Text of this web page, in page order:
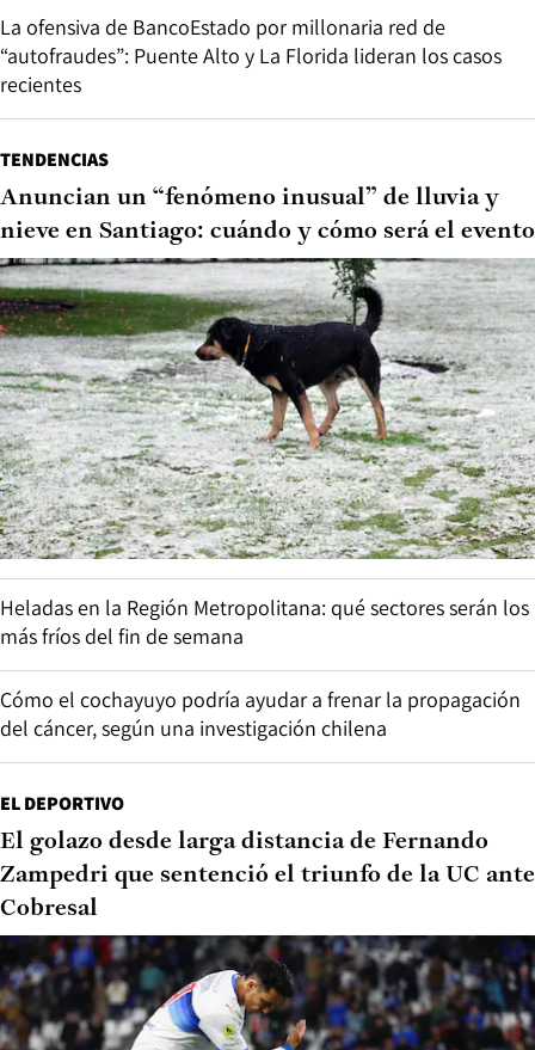
La ofensiva de BancoEstado por millonaria red de
“autofraudes”: Puente Alto y La Florida lideran los casos
recientes
TENDENCIAS
Anuncian un “fenómeno inusual” de lluvia y
nieve en Santiago: cuándo y cómo será el evento
Heladas en la Región Metropolitana: qué sectores serán los
más fríos del fin de semana
Cómo el cochayuyo podría ayudar a frenar la propagación
del cáncer, según una investigación chilena
EL DEPORTIVO
El golazo desde larga distancia de Fernando
Zampedri que sentenció el triunfo de la UC ante
Cobresal